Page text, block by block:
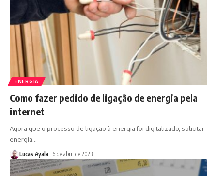
ENERGIA
Como fazer pedido de ligação de energia pela
internet
Agora que o processo de ligação à energia foi digitalizado, solicitar
energia…
Lucas Ayala 6 de abril de 2023